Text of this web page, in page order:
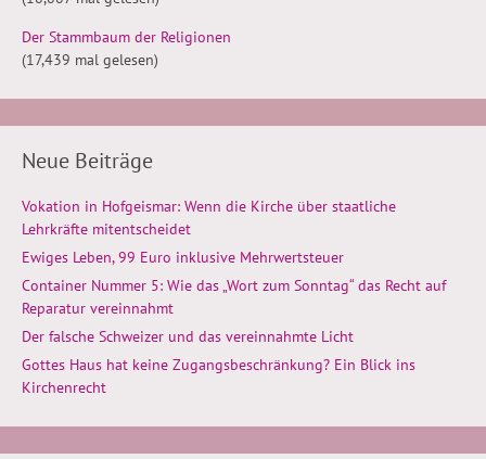
Der Stammbaum der Religionen
(17,439 mal gelesen)
Neue Beiträge
Vokation in Hofgeismar: Wenn die Kirche über staatliche
Lehrkräfte mitentscheidet
Ewiges Leben, 99 Euro inklusive Mehrwertsteuer
Container Nummer 5: Wie das „Wort zum Sonntag“ das Recht auf
Reparatur vereinnahmt
Der falsche Schweizer und das vereinnahmte Licht
Gottes Haus hat keine Zugangsbeschränkung? Ein Blick ins
Kirchenrecht